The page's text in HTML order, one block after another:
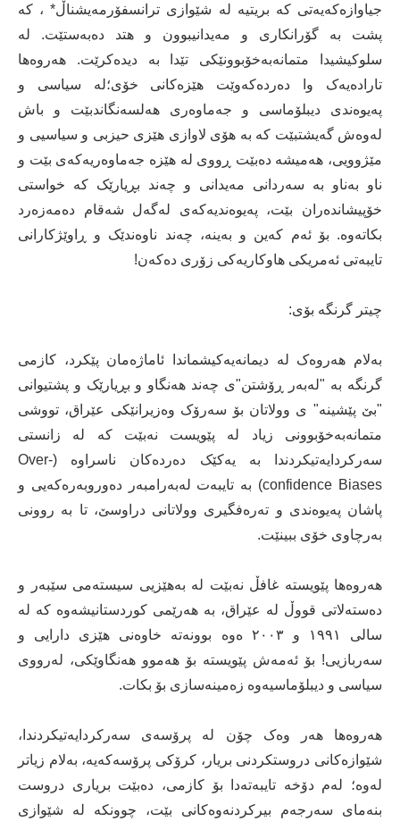
جیاوازەکەیەتی کە بریتیە لە شێوازی ترانسفۆرمەیشناڵ* ، کە
پشت بە گۆرانکاری و مەیدانیبوون و ھتد دەبەستێت. لە
سلوکیشیدا متمانەبەخۆبوونێکی تێدا بە دیدەکرێت. ھەروەھا
تارادەیەک وا دەردەکەوێت ھێزەکانی خۆی؛لە سیاسی و
پەیوەندی دیبلۆماسی و جەماوەری ھەلسەنگاندبێت و باش
لەوەش گەیشتبێت کە بە ھۆی لاوازی ھێزی حیزبی و سیاسیی و
مێژوویی، ھەمیشە دەبێت ڕووی لە ھێزە جەماوەریەکەی بێت و
ناو بەناو بە سەردانی مەیدانی و چەند بڕیارێک کە خواستی
خۆپیشاندەران بێت، پەیوەندیەکەی لەگەل شەقام دەمەزەرد
بکاتەوە. بۆ ئەم کەین و بەینە، چەند ناوەندێک و ڕاوێژکارانی
تایبەتی ئەمریکی ھاوکاریەکی زۆری دەکەن!
چیتر گرنگە بۆی:
بەلام ھەروەک لە دیمانەیەکیشماندا ئاماژەمان پێکرد، کازمی
گرنگە بە "لەبەر ڕۆشتن"ی چەند ھەنگاو و بڕیارێک و پشتیوانی
"بێ پێشینە" ی وولاتان بۆ سەرۆک وەزیرانێکی عێراق، تووشی
متمانەبەخۆبوونی زیاد لە پێویست نەبێت کە لە زانستی
سەرکردایەتیکردندا بە یەکێک دەردەکان ناسراوە (Over-
confidence Biases) بە تایبەت لەبەرامبەر دەوروبەرەکەیی و
پاشان پەیوەندی و تەرەفگیری وولاتانی دراوسێ، تا بە روونی
بەرچاوی خۆی ببینێت.
ھەروەھا پێویستە غافڵ نەبێت لە بەھێزیی سیستەمی سێبەر و
دەستەلاتی قووڵ لە عێراق، بە ھەرێمی کوردستانیشەوە کە لە
سالی ١٩٩١ و ٢٠٠٣ ەوە بوونەتە خاوەنی ھێزی دارایی و
سەربازیی! بۆ ئەمەش پێویستە بۆ ھەموو ھەنگاوێکی، لەرووی
سیاسی و دیبلۆماسیەوە زەمینەسازی بۆ بکات.
ھەروەھا ھەر وەک چۆن لە پرۆسەی سەرکردایەتیکردندا،
شێوازەکانی دروستکردنی بریار، کرۆکی پرۆسەکەیە، بەلام زیاتر
لەوە؛ لەم دۆخە تایبەتەدا بۆ کازمی، دەبێت بریاری دروست
بنەمای سەرجەم بیرکردنەوەکانی بێت، چوونکە لە شێوازی